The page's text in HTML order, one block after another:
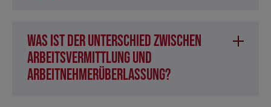
Was ist der Unterschied zwischen
Arbeitsvermittlung und
Arbeitnehmerüberlassung?